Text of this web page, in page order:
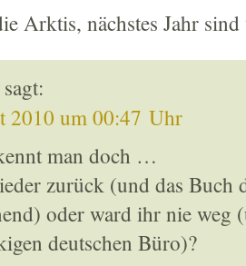
Arktis, nächstes Jahr
sagt:
2010 um 00:47 Uhr
man doch …
zurück (und das Buch
oder ward ihr nie
deutschen Büro)?